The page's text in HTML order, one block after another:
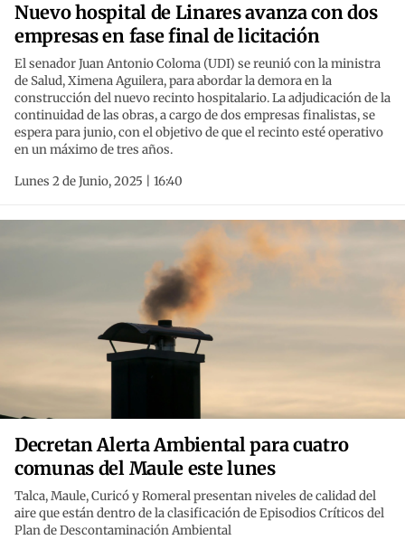
Nuevo hospital de Linares avanza con dos
empresas en fase final de licitación
El senador Juan Antonio Coloma (UDI) se reunió con la ministra
de Salud, Ximena Aguilera, para abordar la demora en la
construcción del nuevo recinto hospitalario. La adjudicación de la
continuidad de las obras, a cargo de dos empresas finalistas, se
espera para junio, con el objetivo de que el recinto esté operativo
en un máximo de tres años.
Lunes 2 de Junio, 2025 | 16:40
Decretan Alerta Ambiental para cuatro
comunas del Maule este lunes
Talca, Maule, Curicó y Romeral presentan niveles de calidad del
aire que están dentro de la clasificación de Episodios Críticos del
Plan de Descontaminación Ambiental